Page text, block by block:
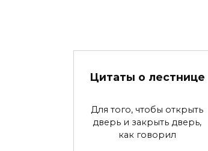
Цитаты о лестнице
Для того, чтобы открыть
дверь и закрыть дверь,
как говорил